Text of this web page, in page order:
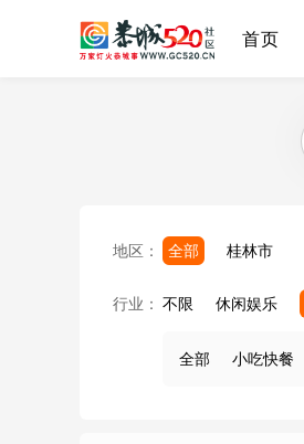
首页
地区： 全部 桂林市
行业： 不限 休闲娱乐
全部 小吃快餐